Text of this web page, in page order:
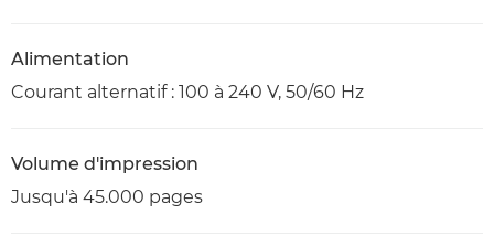
Alimentation
Courant alternatif : 100 à 240 V, 50/60 Hz
Volume d'impression
Jusqu'à 45.000 pages